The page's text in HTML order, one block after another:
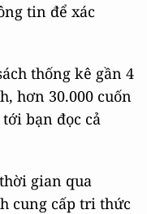
tin để xác
thống kê gần 4
hơn 30.000 cuốn
bạn đọc cả
gian qua
cung cấp tri thức